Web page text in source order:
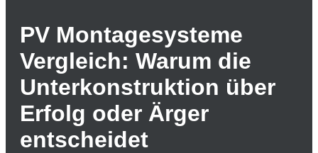
PV Montagesysteme
Vergleich: Warum die
Unterkonstruktion über
Erfolg oder Ärger
entscheidet